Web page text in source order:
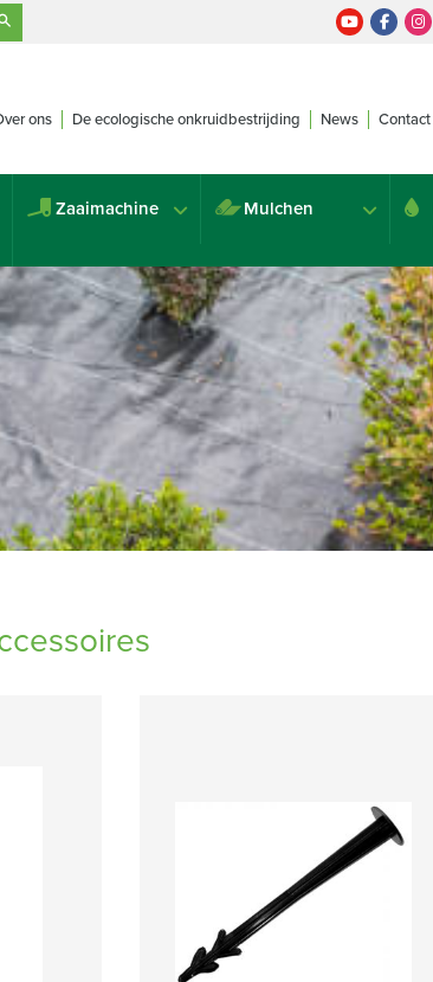
ons De ecologische onkruidbestrijding News Contact
Zaaimachine Mulchen